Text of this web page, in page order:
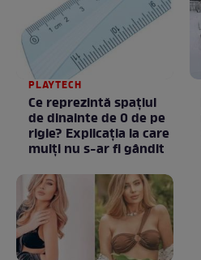
PLAYTECH
Ce reprezintă spaţiul
de dinainte de 0 de pe
rigle? Explicaţia la care
mulţi nu s-ar fi gândit